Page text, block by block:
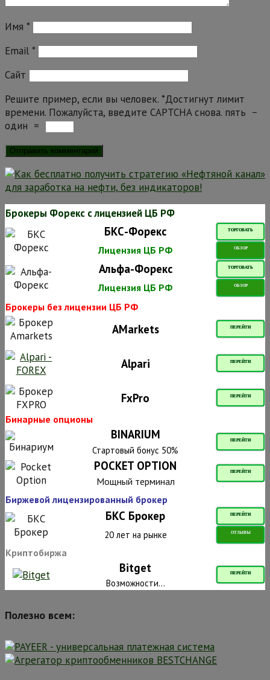
Имя *
Email *
Сайт
Решите пример, если вы человек. *Достигнут лимит
времени. Пожалуйста, введите CAPTCHA снова. пять −
один =
Брокеры Форекс с лицензией ЦБ РФ
БКС-Форекс ТОРГОВАТЬ
Лицензия ЦБ РФ ОБЗОР
Альфа-Форекс ТОРГОВАТЬ
Лицензия ЦБ РФ ОБЗОР
Брокеры без лицензии ЦБ РФ
AMarkets ПЕРЕЙТИ
Alpari ПЕРЕЙТИ
FxPro ПЕРЕЙТИ
Бинарные опционы
BINARIUM ПЕРЕЙТИ
Стартовый бонус 50%
POCKET OPTION ПЕРЕЙТИ
Мощный терминал
Биржевой лицензированный брокер
БКС Брокер ПЕРЕЙТИ
20 лет на рынке ОТЗЫВЫ
Криптобиржа
Bitget ПЕРЕЙТИ
Возможности...
Полезно всем: